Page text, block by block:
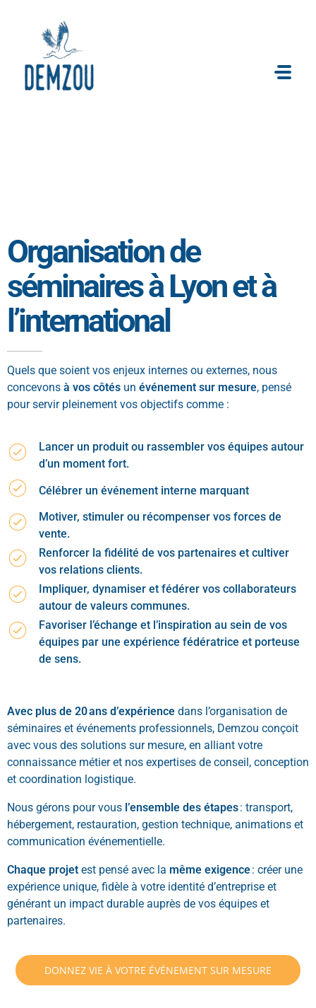
Organisation de
séminaires à Lyon et à
l’international
Quels que soient vos enjeux internes ou externes, nous
concevons à vos côtés un événement sur mesure, pensé
pour servir pleinement vos objectifs comme :
Lancer un produit ou rassembler vos équipes autour
d’un moment fort.
Célébrer un événement interne marquant
Motiver, stimuler ou récompenser vos forces de
vente.
Renforcer la fidélité de vos partenaires et cultiver
vos relations clients.
Impliquer, dynamiser et fédérer vos collaborateurs
autour de valeurs communes.
Favoriser l’échange et l’inspiration au sein de vos
équipes par une expérience fédératrice et porteuse
de sens.
Avec plus de 20 ans d’expérience dans l’organisation de
séminaires et événements professionnels, Demzou conçoit
avec vous des solutions sur mesure, en alliant votre
connaissance métier et nos expertises de conseil, conception
et coordination logistique.
Nous gérons pour vous l’ensemble des étapes: transport,
hébergement, restauration, gestion technique, animations et
communication événementielle.
Chaque projet est pensé avec la même exigence: créer une
expérience unique, fidèle à votre identité d’entreprise et
générant un impact durable auprès de vos équipes et
partenaires.
DONNEZ VIE À VOTRE ÉVÉNEMENT SUR MESURE